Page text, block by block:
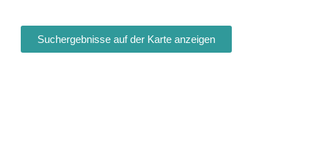
Suchergebnisse auf der Karte anzeigen